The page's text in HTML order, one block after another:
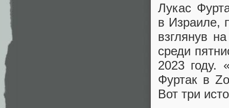
Лукас
в Израиле,
взглянув
среди
2023 году.
Фуртак в
Вот три